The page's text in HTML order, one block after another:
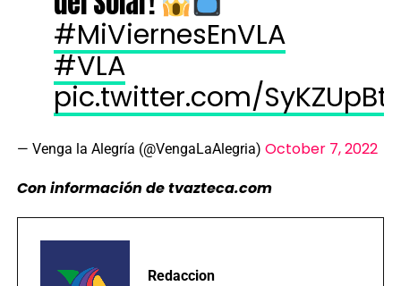
#MiViernesEnVLA
#VLA
pic.twitter.com/
— Venga la Alegría (@VengaLaAlegria) October 7, 2022
Con información de tvazteca.com
Redaccion